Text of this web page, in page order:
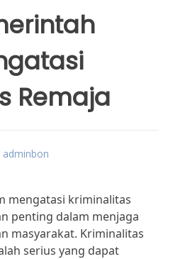
Remaja
adminbon
mengatasi kriminalitas
penting dalam menjaga
masyarakat. Kriminalitas
serius yang dapat